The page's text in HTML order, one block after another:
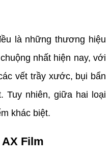
nhất hiện nay, với
vết trầy xước, bụi bẩn
Tuy nhiên, giữa hai loại
khác biệt.
Film